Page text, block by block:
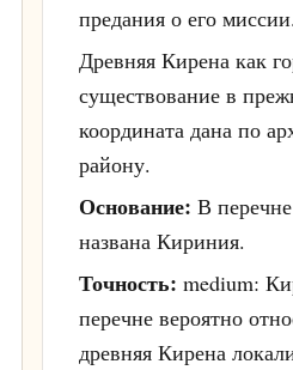
предания о его миссии.
Древняя Кирена как
существование в
координата дана по
району.
Основание: В
названа Кириния.
Точность: medium:
перечне вероятно
древняя Кирена